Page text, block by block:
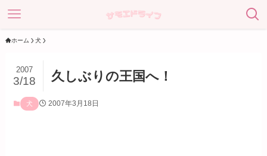
ホーム 犬
久しぶりの王国へ！
2007
3/18
犬 2007年3月18日